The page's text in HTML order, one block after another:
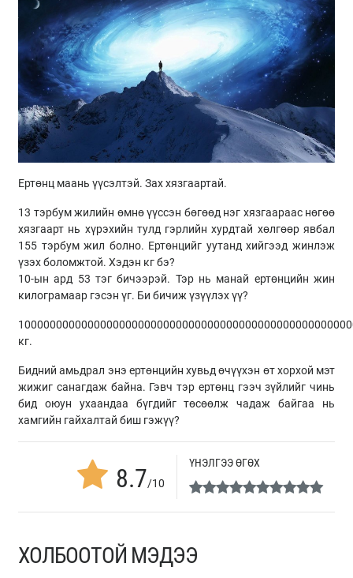
Ертөнц маань үүсэлтэй. Зах хязгаартай.
13 тэрбум жилийн өмнө үүссэн бөгөөд нэг хязгаараас нөгөө
хязгаарт нь хүрэхийн тулд гэрлийн хурдтай хөлгөөр явбал
155 тэрбум жил болно. Ертөнцийг уутанд хийгээд жинлэж
үзэх боломжтой. Хэдэн кг бэ?
10-ын ард 53 тэг бичээрэй. Тэр нь манай ертөнцийн жин
килограмаар гэсэн үг. Би бичиж үзүүлэх үү?
кг.
Бидний амьдрал энэ ертөнцийн хувьд өчүүхэн өт хорхой мэт
жижиг санагдаж байна. Гэвч тэр ертөнц гээч зүйлийг чинь
бид оюун ухаандаа бүгдийг төсөөлж чадаж байгаа нь
хамгийн гайхалтай биш гэжүү?
8.7/10
ҮНЭЛГЭЭ ӨГӨХ
ХОЛБООТОЙ МЭДЭЭ